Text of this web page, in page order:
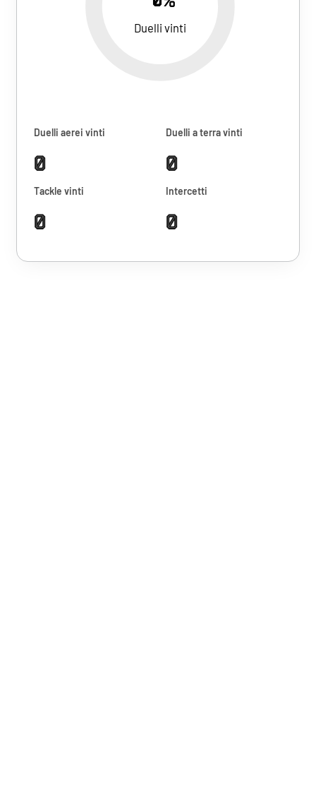
Duelli vinti
Duelli aerei vinti
0
Duelli a terra vinti
0
Tackle vinti
0
Intercetti
0